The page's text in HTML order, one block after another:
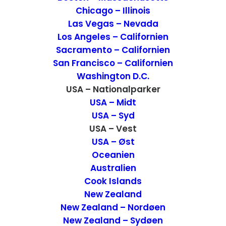
Chicago – Illinois
Las Vegas – Nevada
Los Angeles – Californien
Sacramento – Californien
San Francisco – Californien
Washington D.C.
USA – Nationalparker
USA – Midt
USA – Syd
USA – Vest
USA – Øst
Oceanien
Australien
Cook Islands
New Zealand
New Zealand – Nordøen
New Zealand – Sydøen
Capitol Reef National Park den
oversete park
Nationalparken Capitol Reef den oversete
park, hvilket er synd for den, for den er
bestemt værd at besøge. Den har masser
af naturseværdigheder og de smukke